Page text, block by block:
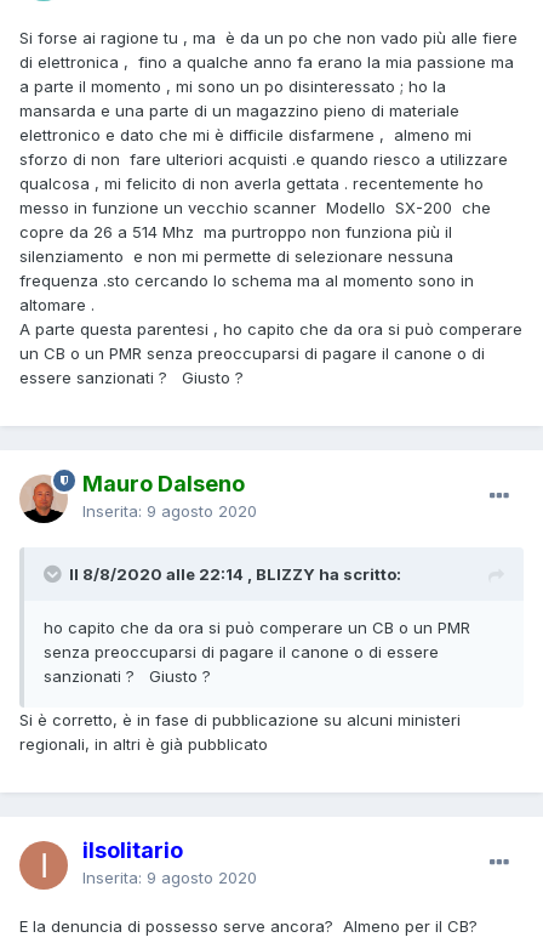
Si forse ai ragione tu , ma è da un po che non vado più alle fiere
di elettronica , fino a qualche anno fa erano la mia passione ma
a parte il momento , mi sono un po disinteressato ; ho la
mansarda e una parte di un magazzino pieno di materiale
elettronico e dato che mi è difficile disfarmene , almeno mi
sforzo di non fare ulteriori acquisti .e quando riesco a utilizzare
qualcosa , mi felicito di non averla gettata . recentemente ho
messo in funzione un vecchio scanner Modello SX-200 che
copre da 26 a 514 Mhz ma purtroppo non funziona più il
silenziamento e non mi permette di selezionare nessuna
frequenza .sto cercando lo schema ma al momento sono in
altomare .
A parte questa parentesi , ho capito che da ora si può comperare
un CB o un PMR senza preoccuparsi di pagare il canone o di
essere sanzionati ? Giusto ?
Mauro Dalseno
Inserita: 9 agosto 2020
Il 8/8/2020 alle 22:14 , BLIZZY ha scritto:
ho capito che da ora si può comperare un CB o un PMR
senza preoccuparsi di pagare il canone o di essere
sanzionati ? Giusto ?
Si è corretto, è in fase di pubblicazione su alcuni ministeri
regionali, in altri è già pubblicato
ilsolitario
Inserita: 9 agosto 2020
E la denuncia di possesso serve ancora? Almeno per il CB?